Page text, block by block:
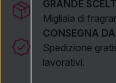
Sebastian
Sebastian
per la cura dei capelli
elasticità e un aspetto
GRANDE
Migliaia di
CONSEGNA
Spedizione
lavorativi.